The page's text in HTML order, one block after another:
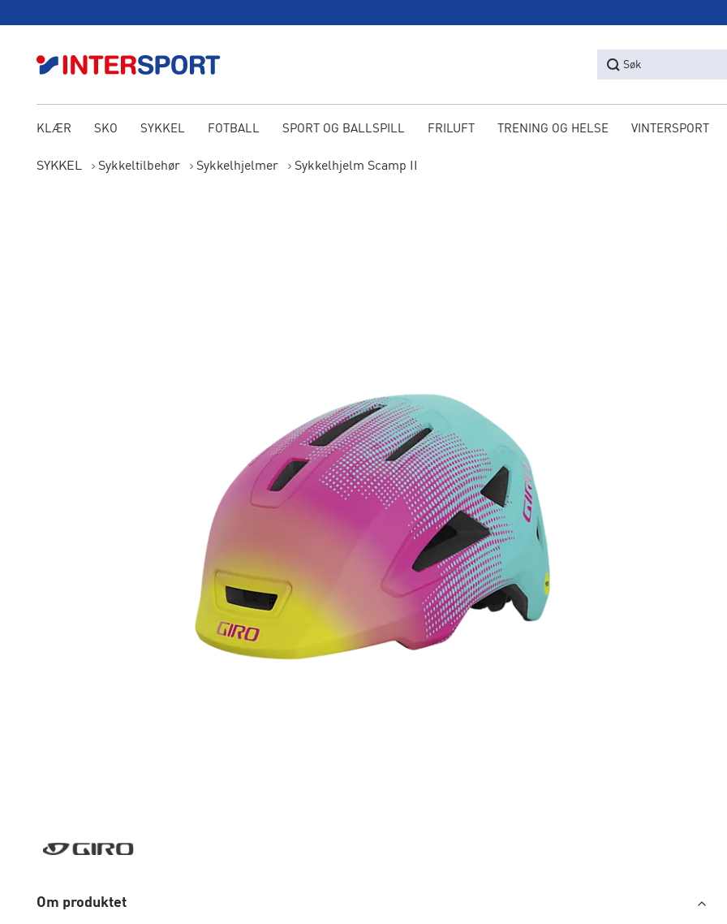
Søk
KLÆR SKO SYKKEL FOTBALL SPORT OG BALLSPILL FRILUFT TRENING OG HELSE VINTERSPORT
SYKKEL Sykkeltilbehør Sykkelhjelmer Sykkelhjelm Scamp II
Om produktet